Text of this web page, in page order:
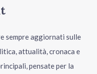
sempre aggiornati sulle
attualità, cronaca e
pensate per la